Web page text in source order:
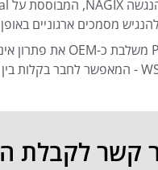
מסמכים ארגוניים באופן
קשר לקבלת